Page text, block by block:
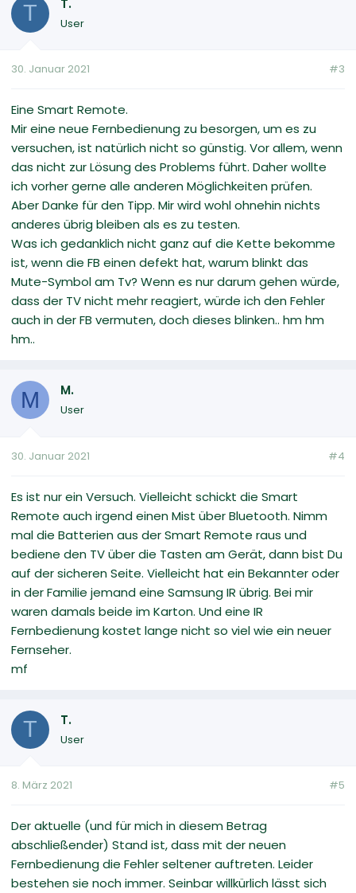
T User
30. Januar 2021 #3
Eine Smart Remote.
Mir eine neue Fernbedienung zu besorgen, um es zu
versuchen, ist natürlich nicht so günstig. Vor allem, wenn
das nicht zur Lösung des Problems führt. Daher wollte
ich vorher gerne alle anderen Möglichkeiten prüfen.
Aber Danke für den Tipp. Mir wird wohl ohnehin nichts
anderes übrig bleiben als es zu testen.
Was ich gedanklich nicht ganz auf die Kette bekomme
ist, wenn die FB einen defekt hat, warum blinkt das
Mute-Symbol am Tv? Wenn es nur darum gehen würde,
dass der TV nicht mehr reagiert, würde ich den Fehler
auch in der FB vermuten, doch dieses blinken.. hm hm
hm..
M M.
User
30. Januar 2021 #4
Es ist nur ein Versuch. Vielleicht schickt die Smart
Remote auch irgend einen Mist über Bluetooth. Nimm
mal die Batterien aus der Smart Remote raus und
bediene den TV über die Tasten am Gerät, dann bist Du
auf der sicheren Seite. Vielleicht hat ein Bekannter oder
in der Familie jemand eine Samsung IR übrig. Bei mir
waren damals beide im Karton. Und eine IR
Fernbedienung kostet lange nicht so viel wie ein neuer
Fernseher.
mf
T T.
User
8. März 2021 #5
Der aktuelle (und für mich in diesem Betrag
abschließender) Stand ist, dass mit der neuen
Fernbedienung die Fehler seltener auftreten. Leider
bestehen sie noch immer. Seinbar willkürlich lässt sich